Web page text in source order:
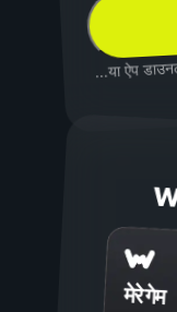
...या ऐप
मेरे गेम